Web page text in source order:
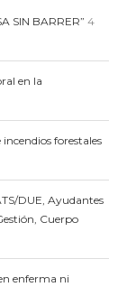
SIN BARRER” 4
en la
forestales
DUE, Ayudantes
Cuerpo
enferma ni